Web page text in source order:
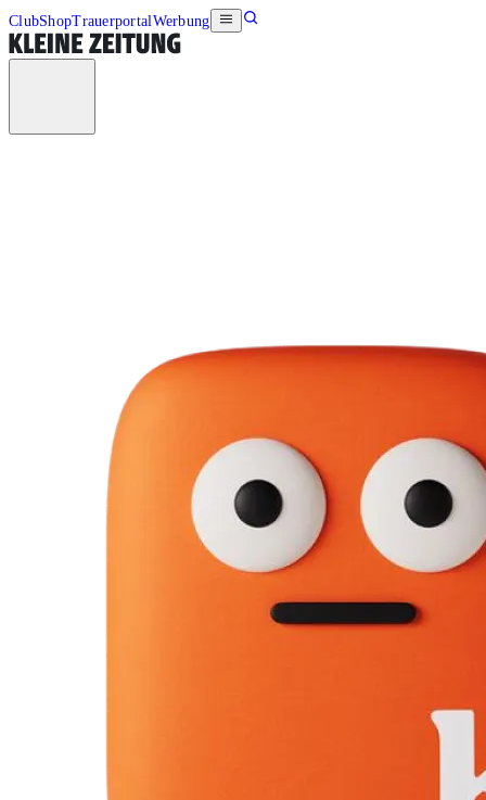
ClubShopTrauerportalWerbung